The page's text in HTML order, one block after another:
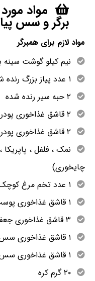
مواد
برگر و سس
مواد لازم برای همبرگر
نیم کیلو گوشت سینه
۱ عدد پیاز بزرگ رنده شده و آب گرفته
۲ حبه سیر رنده شده
۲ قاشق غذاخوری پودر نان
۲ قاشق غذاخوری پودر پنیر پارمزان
چایخوری)
۱ عدد تخم مرغ کوچک
۱ قاشق غذاخوری پوست لیمو ترش رنده شده
۳ قاشق غذاخوری جعفری تازه (خرد شده)
۱ قاشق غذاخوری سس خردل
۱ قاشق غذاخوری سس کچاب
۲۰ گرم کره